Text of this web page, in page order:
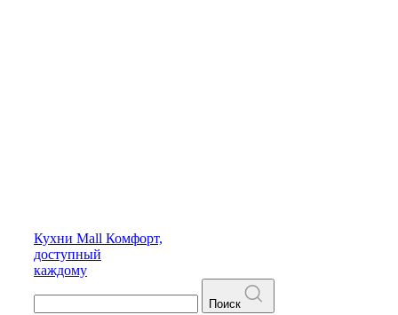
Кухни Mall Комфорт,
доступный
каждому
Поиск